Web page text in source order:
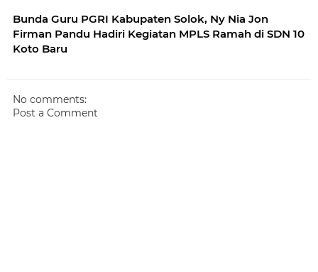
Bunda Guru PGRI Kabupaten Solok, Ny Nia Jon
Firman Pandu Hadiri Kegiatan MPLS Ramah di SDN 10
Koto Baru
No comments:
Post a Comment